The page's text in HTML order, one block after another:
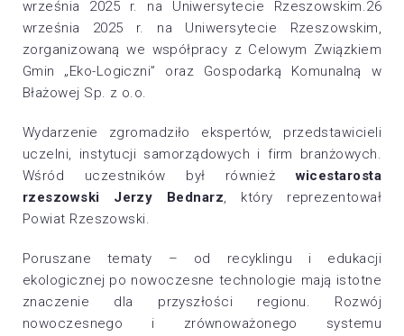
września 2025 r. na Uniwersytecie Rzeszowskim.26
września 2025 r. na Uniwersytecie Rzeszowskim,
zorganizowaną we współpracy z Celowym Związkiem
Gmin „Eko-Logiczni” oraz Gospodarką Komunalną w
Błażowej Sp. z o.o.
Wydarzenie zgromadziło ekspertów, przedstawicieli
uczelni, instytucji samorządowych i firm branżowych.
Wśród uczestników był równieżwicestarosta
rzeszowski Jerzy Bednarz, który reprezentował
Powiat Rzeszowski.
Poruszane tematy – od recyklingu i edukacji
ekologicznej po nowoczesne technologie mają istotne
znaczenie dla przyszłości regionu. Rozwój
nowoczesnego i zrównoważonego systemu